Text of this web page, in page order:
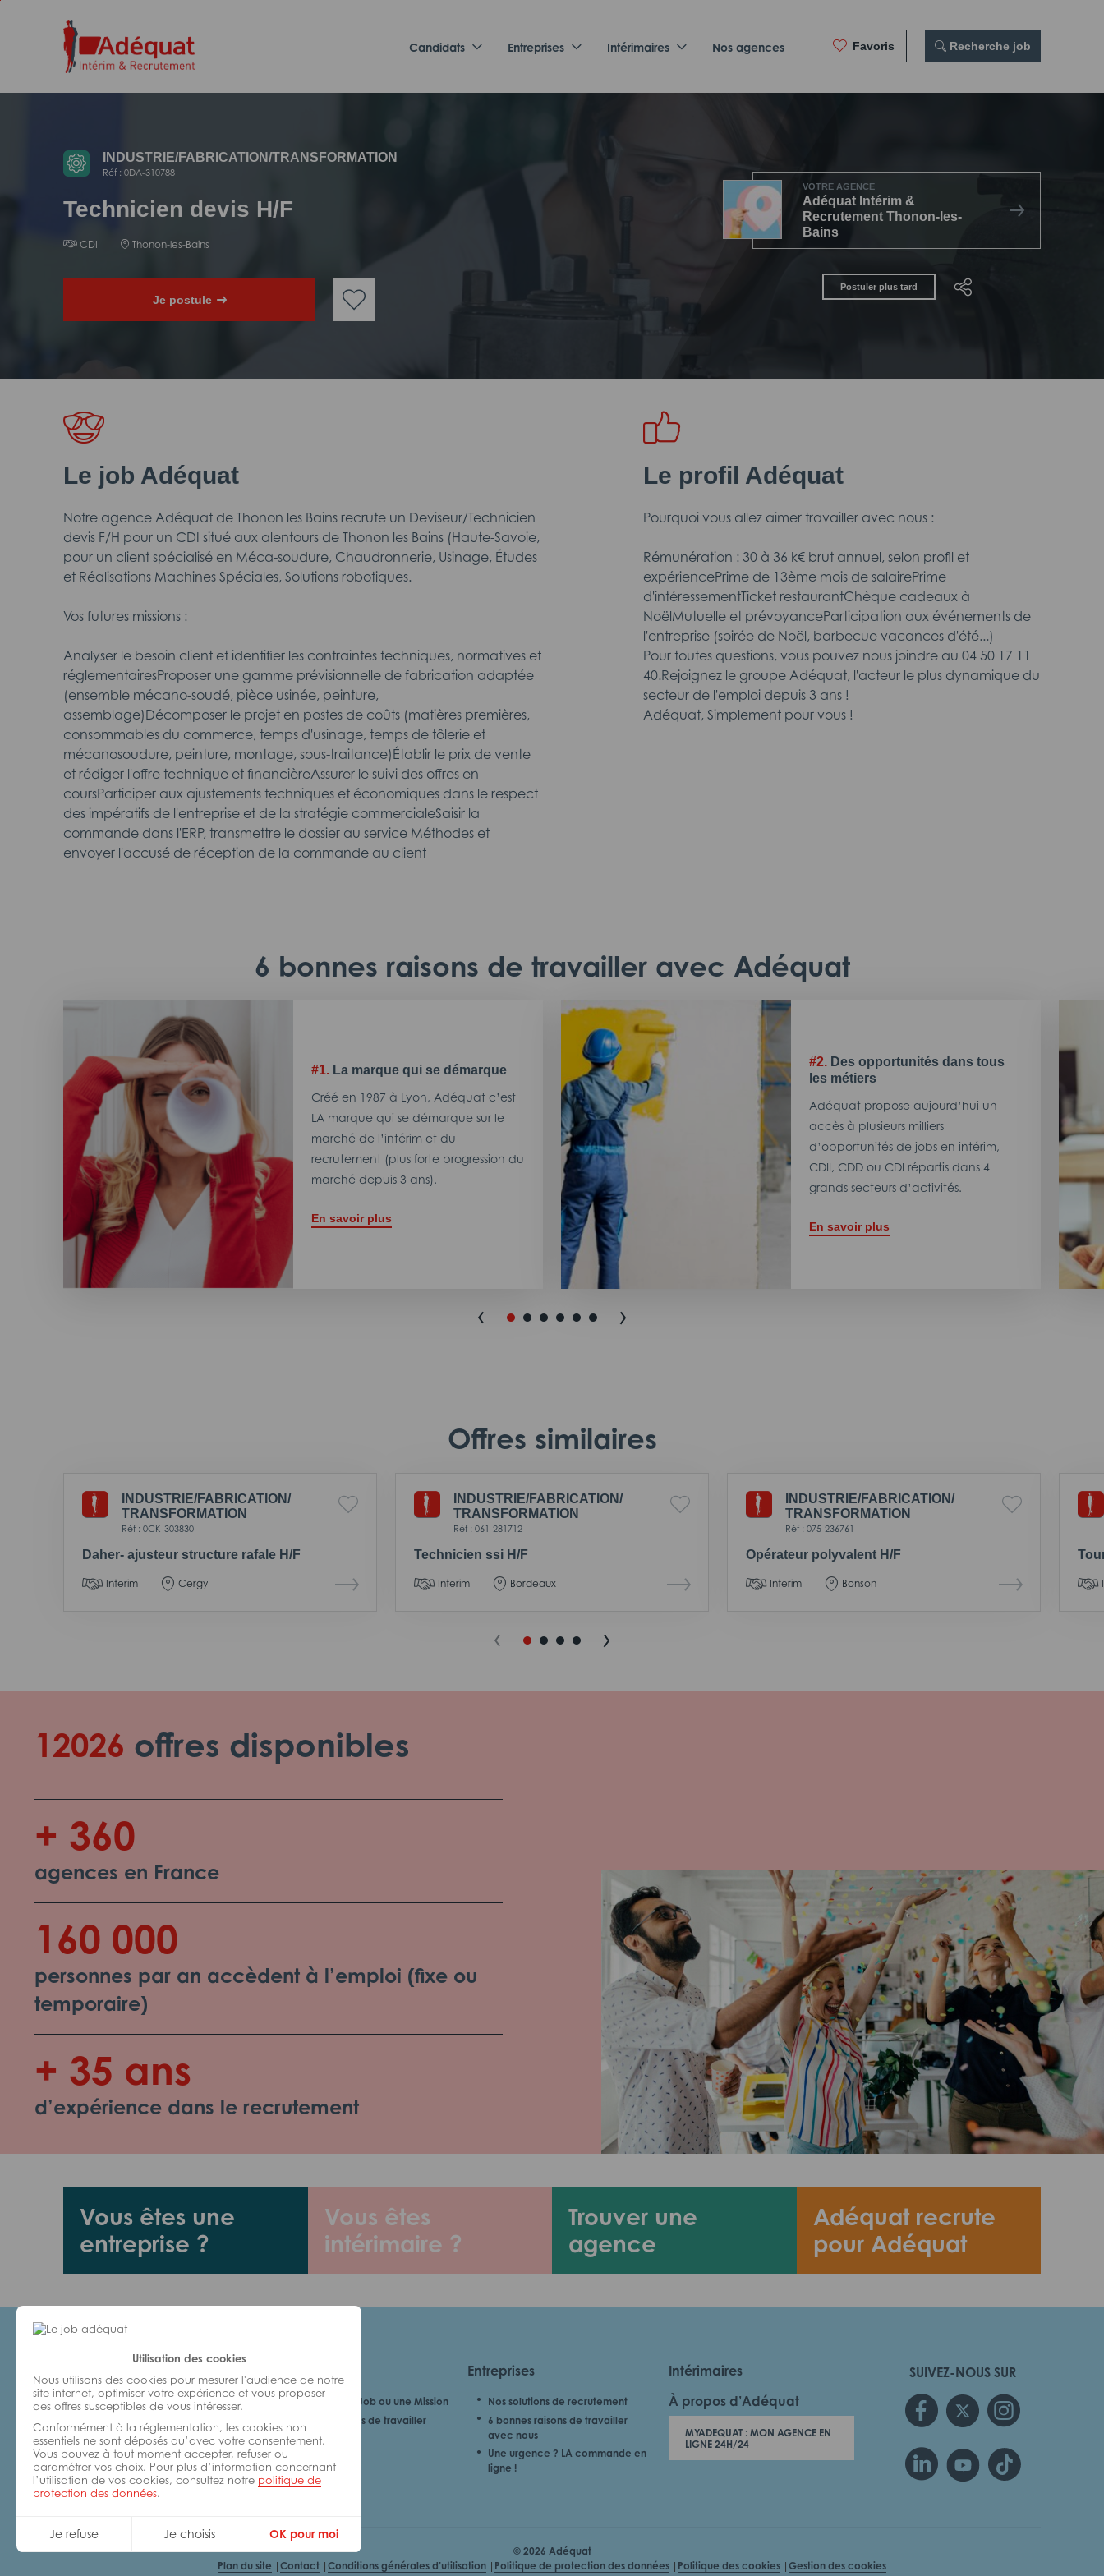
Utilisation des cookies
Nous utilisons des cookies pour mesurer l'audience de notre
site internet, optimiser votre expérience et vous proposer
des offres susceptibles de vous intéresser.
Conformément à la réglementation, les cookies non
essentiels ne sont déposés qu’avec votre consentement.
Vous pouvez à tout moment accepter, refuser ou
paramétrer vos choix. Pour plus d’information concernant
l’utilisation de vos cookies, consultez notre politique de
protection des données.
Je refuse Je choisis OK pour moi
navigation
Candidats Entreprises Intérimaires Nos agences Favoris Recherche job
INDUSTRIE/FABRICATION/TRANSFORMATION
Réf : 0DA-310788
Technicien devis H/F
CDI Thonon-les-Bains
Je postule
VOTRE AGENCE
Adéquat Intérim &
Recrutement Thonon-les-
Bains
Postuler plus tard
Le job Adéquat
Notre agence Adéquat de Thonon les Bains recrute un Deviseur/Technicien
devis F/H pour un CDI situé aux alentours de Thonon les Bains (Haute-Savoie,
pour un client spécialisé en Méca-soudure, Chaudronnerie, Usinage, Études
et Réalisations Machines Spéciales, Solutions robotiques.
Vos futures missions :
Analyser le besoin client et identifier les contraintes techniques, normatives et
réglementairesProposer une gamme prévisionnelle de fabrication adaptée
(ensemble mécano-soudé, pièce usinée, peinture,
assemblage)Décomposer le projet en postes de coûts (matières premières,
consommables du commerce, temps d'usinage, temps de tôlerie et
mécanosoudure, peinture, montage, sous-traitance)Établir le prix de vente
et rédiger l'offre technique et financièreAssurer le suivi des offres en
coursParticiper aux ajustements techniques et économiques dans le respect
des impératifs de l'entreprise et de la stratégie commercialeSaisir la
commande dans l'ERP, transmettre le dossier au service Méthodes et
envoyer l'accusé de réception de la commande au client
Le profil Adéquat
Pourquoi vous allez aimer travailler avec nous :
Rémunération : 30 à 36 k€ brut annuel, selon profil et
expériencePrime de 13ème mois de salairePrime
d'intéressementTicket restaurantChèque cadeaux à
NoëlMutuelle et prévoyanceParticipation aux événements de
l'entreprise (soirée de Noël, barbecue vacances d'été...)
Pour toutes questions, vous pouvez nous joindre au 04 50 17 11
40.Rejoignez le groupe Adéquat, l'acteur le plus dynamique du
secteur de l'emploi depuis 3 ans !
Adéquat, Simplement pour vous !
6 bonnes raisons de travailler avec Adéquat
#1. La marque qui se démarque
Créé en 1987 à Lyon, Adéquat c’est
LA marque qui se démarque sur le
marché de l’intérim et du
recrutement (plus forte progression du
marché depuis 3 ans).
En savoir plus
#2. Des opportunités dans tous
les métiers
Adéquat propose aujourd’hui un
accès à plusieurs milliers
d’opportunités de jobs en intérim,
CDII, CDD ou CDI répartis dans 4
grands secteurs d’activités.
En savoir plus
Offres similaires
INDUSTRIE/FABRICATION/
TRANSFORMATION
Réf : 0CK-303830
Daher- ajusteur structure rafale H/F
Interim Cergy
INDUSTRIE/FABRICATION/
TRANSFORMATION
Réf : 061-281712
Technicien ssi H/F
Interim Bordeaux
INDUSTRIE/FABRICATION/
TRANSFORMATION
Réf : 075-236761
Opérateur polyvalent H/F
Interim Bonson
12026 offres disponibles
+ 360
agences en France
160 000
personnes par an accèdent à l’emploi (fixe ou
temporaire)
+ 35 ans
d’expérience dans le recrutement
Vous êtes une
entreprise ?
Vous êtes
intérimaire ?
Trouver une
agence
Adéquat recrute
pour Adéquat
SUIVEZ-NOUS SUR
Je cherche un Job ou une Mission
6 bonnes raisons de travailler
avec nous
Entreprises
Nos solutions de recrutement
6 bonnes raisons de travailler
avec nous
Une urgence ? LA commande en
ligne !
Intérimaires
À propos d’Adéquat
MYADEQUAT : MON AGENCE EN
LIGNE 24H/24
© 2026 Adéquat
Plan du site
Contact Conditions générales d’utilisation Politique de protection des données Politique des cookies Gestion des cookies